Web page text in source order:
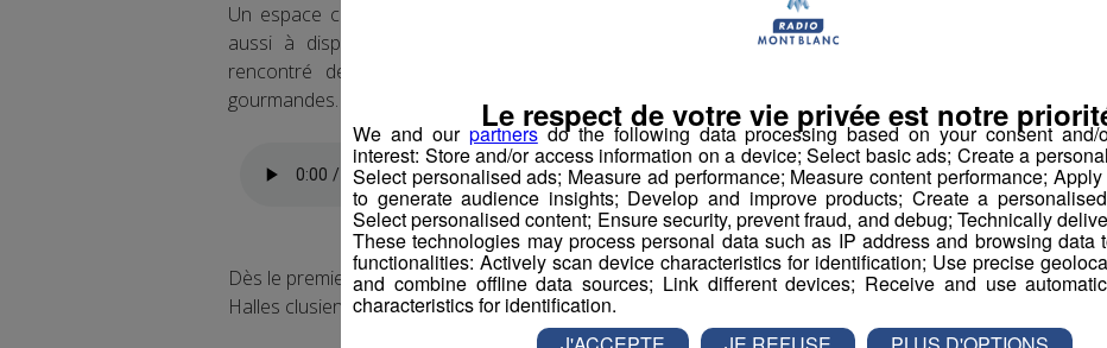
Un espace convivial de restauration pour pouvoir manger directement sur place est
aussi à disposition des consommateurs. Dès l’ouverture mardi, Alicia Casteras a
rencontré de nombreux clusiens qui étaient impatients de découvrir ces Halles
gourmandes.
Dès le premier jour des visiteurs de toutes les générations ont arpenté les allées de ces
Halles clusiennes à l’image de Mathis de Marignier et Kaïs d’Annemasse.
We and our partnersdo the following data processing based on your consent and/
interest: Store and/or access information on a device; Select basic ads; Create a
Select personalised ads; Measure ad performance; Measure content performance;
to generate audience insights; Develop and improve products; Create a
Select personalised content; Ensure security, prevent fraud, and debug; Technically
These technologies may process personal data such as IP address and browsing data
functionalities: Actively scan device characteristics for identification; Use precise
and combine offline data sources; Link different devices; Receive and use
characteristics for identification.
Le respect de votre vie privée est notre